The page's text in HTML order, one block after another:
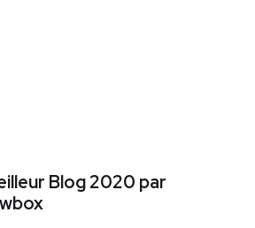
Blog 2020 par